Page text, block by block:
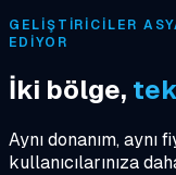
GELIŞTIRICILER
EDIYOR
İki bölge,
Aynı donanım, aynı
kullanıcılarınıza